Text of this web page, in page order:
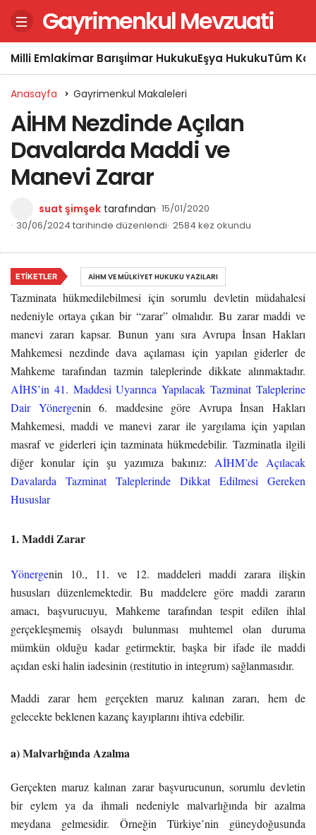
Gayrimenkul Mevzuati
Milli Emlakİmar Barışıİmar HukukuEşya HukukuTüm
Anasayfa Gayrimenkul Makaleleri
AİHM Nezdinde Açılan
Davalarda Maddi ve
Manevi Zarar
suat şimşek tarafından 15/01/2020
30/06/2024 tarihinde düzenlendi 2584 kez okundu
Tazminata hükmedilebilmesi için sorumlu devletin müdahalesi
nedeniyle ortaya çıkan bir “zarar” olmalıdır. Bu zarar maddi ve
manevi zararı kapsar. Bunun yanı sıra Avrupa İnsan Hakları
Mahkemesi nezdinde dava açılaması için yapılan giderler de
Mahkeme tarafından tazmin taleplerinde dikkate alınmaktadır.
AİHS’in 41. Maddesi Uyarınca Yapılacak Tazminat Taleplerine
Dair Yönergenin 6. maddesine göre Avrupa İnsan Hakları
Mahkemesi, maddi ve manevi zarar ile yargılama için yapılan
masraf ve giderleri için tazminata hükmedebilir. Tazminatla ilgili
diğer konular için şu yazımıza bakınız: AİHM’de Açılacak
Davalarda Tazminat Taleplerinde Dikkat Edilmesi Gereken
Hususlar
1. Maddi Zarar
Yönergenin 10., 11. ve 12. maddeleri maddi zarara ilişkin
hususları düzenlemektedir. Bu maddelere göre maddi zararın
amacı, başvurucuyu, Mahkeme tarafından tespit edilen ihlal
gerçekleşmemiş olsaydı bulunması muhtemel olan duruma
mümkün olduğu kadar getirmektir, başka bir ifade ile maddi
açıdan eski halin iadesinin (restitutio in integrum) sağlanmasıdır.
Maddi zarar hem gerçekten maruz kalınan zararı, hem de
gelecekte beklenen kazanç kayıplarını ihtiva edebilir.
a) Malvarlığında Azalma
Gerçekten maruz kalınan zarar başvurucunun, sorumlu devletin
bir eylem ya da ihmali nedeniyle malvarlığında bir azalma
meydana gelmesidir. Örneğin Türkiye’nin güneydoğusunda
ETIKETLER AİHM VE MÜLKIYET HUKUKU YAZILARI